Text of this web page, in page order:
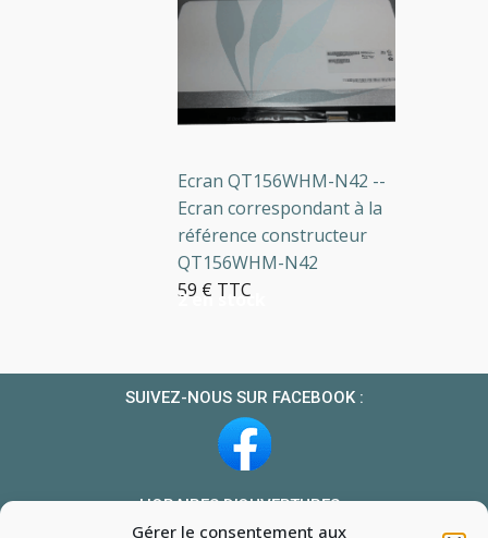
Gérer le consentement aux
2 en stock
Ecran QT156WHM-N42 --
Ecran correspondant à la
référence constructeur
QT156WHM-N42
59 € TTC
SUIVEZ-NOUS SUR FACEBOOK :
HORAIRES D’OUVERTURES :
Du lundi au vendredi : 10h-13h et 14h-19h